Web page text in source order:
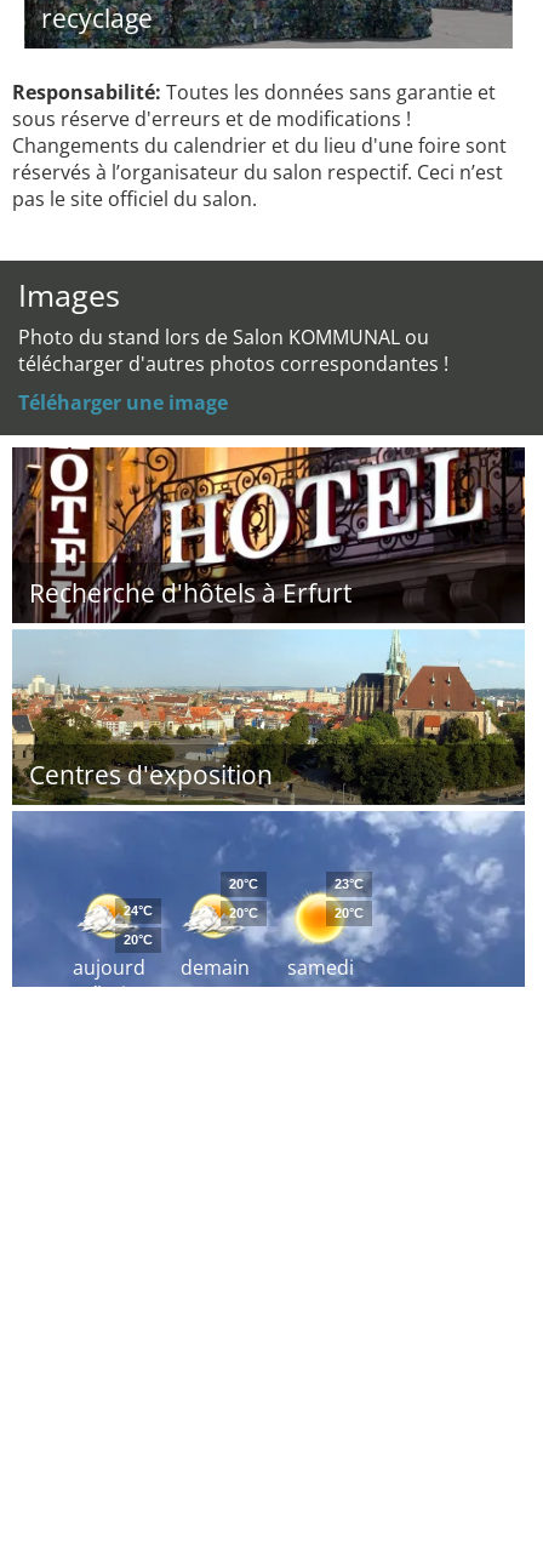
recyclage
Responsabilité: Toutes les données sans garantie et
sous réserve d'erreurs et de modifications !
Changements du calendrier et du lieu d'une foire sont
réservés à l’organisateur du salon respectif. Ceci n’est
pas le site officiel du salon.
Images
Photo du stand lors de Salon KOMMUNAL ou
télécharger d'autres photos correspondantes !
Téléharger une image
Recherche d'hôtels à Erfurt
Centres d'exposition
aujourd
´hui
24°C
20°C
demain
20°C
20°C
samedi
23°C
20°C